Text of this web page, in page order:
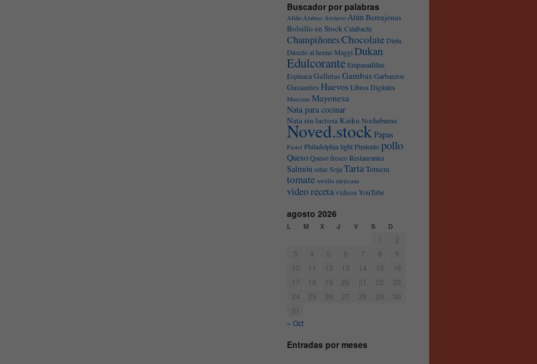
Buscador por palabras
Aliño Alubias Arenero AtúnBerenjenas
Bolsillo en Stock Calabacín
ChampiñonesChocolateDieta
Directo al horno Maggi Dukan
EdulcoranteEmpanadillas
EspinacaGalletasGambas Garbanzos
GuisantesHuevosLibros Digitales
Manzana Mayonesa
Nata para cocinar
Nata sin lactosa Kaiku Nochebuena
Noved.stockPapas
Pastel Philadelphia lightPimientopollo
QuesoQueso frescoRestaurantes
Salmónsetas SojaTartaTernera
tomate tortilla mejicana
video recetavideosYouTube
agosto 2026
L M X J V S D
1
2
3
4 5 6 7 8
9
10
11 12 13 14 15
16
17
18 19 20 21 22
23
24
25 26 27 28 29
30
31
« Oct
Entradas por meses